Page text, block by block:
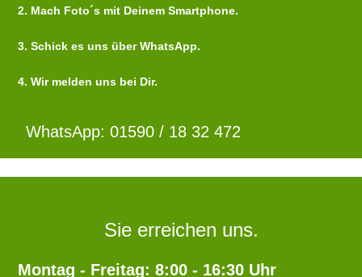
2. Mach Foto´s mit Deinem Smartphone.
3. Schick es uns über WhatsApp.
4. Wir melden uns bei Dir.
WhatsApp: 01590 / 18 32 472
Sie erreichen uns.
Montag - Freitag: 8:00 - 16:30 Uhr